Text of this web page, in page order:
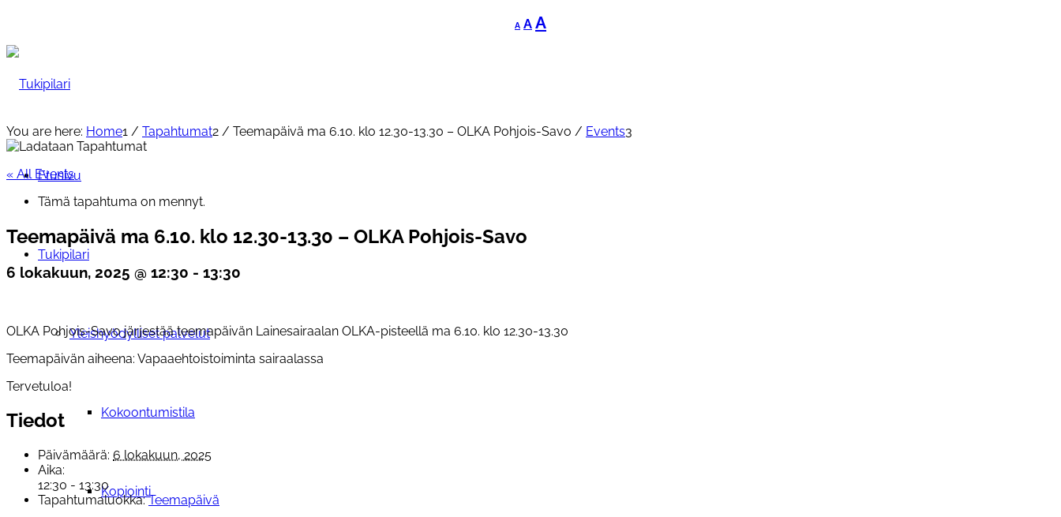
A
Decrease
font
A Reset
font
AIncrease
Etusivu
Tukipilari
Yleishyödylliset palvelut
Kokoontumistila
Kopiointi
You are here: Home1 / Tapahtumat2 / Teemapäivä ma 6.10. klo 12.30-13.30 – OLKA Pohjois-Savo / Events3
« All Events
Tämä tapahtuma on mennyt.
Teemapäivä ma 6.10. klo 12.30-13.30 – OLKA Pohjois-Savo
6 lokakuun, 2025 @ 12:30 - 13:30
OLKA Pohjois-Savo järjestää teemapäivän Lainesairaalan OLKA-pisteellä ma 6.10. klo 12.30-13.30
Teemapäivän aiheena: Vapaaehtoistoiminta sairaalassa
Tervetuloa!
Tiedot
Päivämäärä: 6 lokakuun, 2025
Aika:
12:30 - 13:30
Tapahtumaluokka: Teemapäivä